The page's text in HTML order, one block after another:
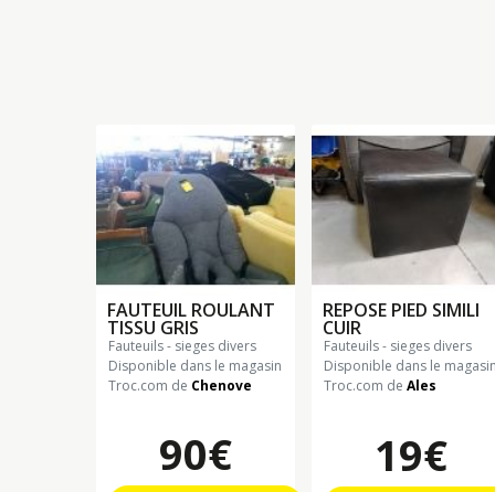
FAUTEUIL ROULANT
TISSU GRIS
fauteuils - sieges divers
Disponible dans le magasin
Troc.com de Chenove
90€
REPOSE PIED SIMILI
CUIR
fauteuils - sieges divers
Disponible dans le
Troc.com de Ales
19€